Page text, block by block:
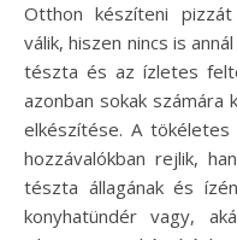
Otthon készíteni pizzát egyre népszerűbb időtöltéssé
válik, hiszen nincs is
tészta és az ízletes
azonban sokak számára
elkészítése. A
hozzávalókban rejlik,
tészta állagának és
konyhatündér vagy,